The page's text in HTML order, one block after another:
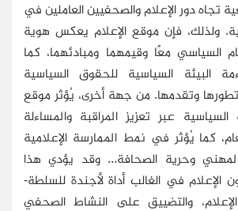
تجاه دور الإعلام والصحفيين العاملين في
ولذلك، فإن موقع الإعلام يعكس هوية
السياسي معًا وقيمهما ومبادئهما، كما
البيئة السياسية للحقوق السياسية
تطورها وتقدمها. من جهة أخرى، يُؤثر موقع
السياسية عبر تعزيز المراقبة والمساءلة
كما يُؤثر في نمط الممارسة الإعلامية
وحرية الصحافة... وقد يؤدي هذا
الإعلام في الغالب أداة لأجندة للسلطة-
والتضييق على النشاط الصحفي